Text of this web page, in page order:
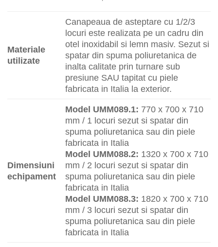
Materiale
utilizate
Canapeaua de asteptare cu 1/2/3
locuri este realizata pe un cadru din
otel inoxidabil si lemn masiv. Sezut si
spatar din spuma poliuretanica de
inalta calitate prin turnare sub
presiune SAU tapitat cu piele
fabricata in Italia la exterior.
Dimensiuni
echipament
Model UMM089.1: 770 x 700 x 710
mm / 1 locuri sezut si spatar din
spuma poliuretanica sau din piele
fabricata in Italia
Model UMM088.2: 1320 x 700 x 710
mm / 2 locuri sezut si spatar din
spuma poliuretanica sau din piele
fabricata in Italia
Model UMM088.3: 1820 x 700 x 710
mm / 3 locuri sezut si spatar din
spuma poliuretanica sau din piele
fabricata in Italia